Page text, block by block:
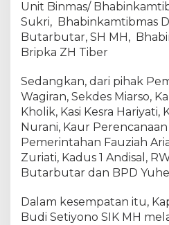
a
G
i
e
m
u
R
a
m
a
J
u
Unit Binmas/
Sukri, Bhabinkamtibmas
Butarbutar, SH MH,
Bripka ZH Tiber
Sedangkan, dari pihak
Wagiran, Sekdes Miarso,
Kholik, Kasi Kesra
Nurani, Kaur Perencanaan
Pemerintahan Fauziah
Zuriati, Kadus 1 Andisal,
Butarbutar dan BPD
Dalam kesempatan itu,
Budi Setiyono SIK MH